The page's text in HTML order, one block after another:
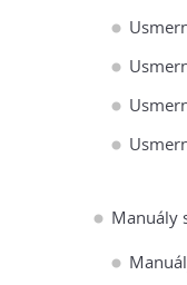
Manuály